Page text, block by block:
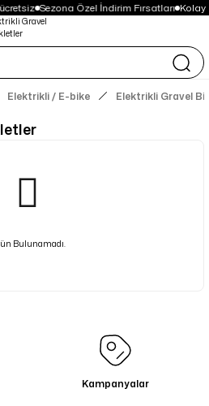
Sezona Özel İndirim Fırsatları Kolay
Elektrikli / E-bike Elektrikli Gravel
Bulunamadı.
Kampanyalar